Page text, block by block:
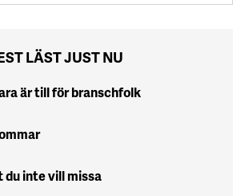
LÄST JUST NU
är till för branschfolk
du inte vill missa